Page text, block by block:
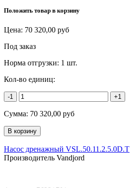
Положить товар в корзину
Цена: 70 320,00 руб
Под заказ
Норма отгрузки: 1 шт.
Кол-во единиц:
-1 +1
Сумма: 70 320,00 руб
Насос дренажный VSL.50.11.2.5.0D.T
Производитель Vandjord